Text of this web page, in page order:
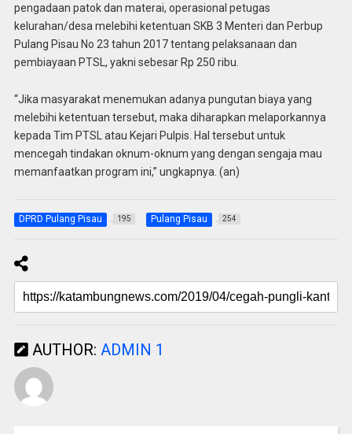
pengadaan patok dan materai, operasional petugas
kelurahan/desa melebihi ketentuan SKB 3 Menteri dan Perbup
Pulang Pisau No 23 tahun 2017 tentang pelaksanaan dan
pembiayaan PTSL, yakni sebesar Rp 250 ribu.
“Jika masyarakat menemukan adanya pungutan biaya yang
melebihi ketentuan tersebut, maka diharapkan melaporkannya
kepada Tim PTSL atau Kejari Pulpis. Hal tersebut untuk
mencegah tindakan oknum-oknum yang dengan sengaja mau
memanfaatkan program ini,” ungkapnya. (an)
DPRD Pulang Pisau 195 Pulang Pisau 254
AUTHOR: ADMIN 1